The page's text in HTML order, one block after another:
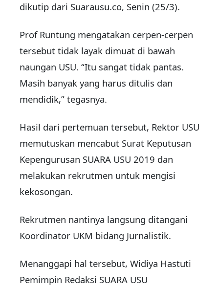
dikutip dari Suarausu.co, Senin (25/3).
Prof Runtung mengatakan cerpen-cerpen
tersebut tidak layak dimuat di bawah
naungan USU. “Itu sangat tidak pantas.
Masih banyak yang harus ditulis dan
mendidik,” tegasnya.
Hasil dari pertemuan tersebut, Rektor USU
memutuskan mencabut Surat Keputusan
Kepengurusan SUARA USU 2019 dan
melakukan rekrutmen untuk mengisi
kekosongan.
Rekrutmen nantinya langsung ditangani
Koordinator UKM bidang Jurnalistik.
Menanggapi hal tersebut, Widiya Hastuti
Pemimpin Redaksi SUARA USU